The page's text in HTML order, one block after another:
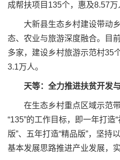
成帮扶项目135个，惠及8.57万
大新县生态乡村建设带动乡
态、农业与旅游深度融合。目
多家，建设乡村旅游示范村35
3.1万人。
天等：全力推进扶贫开发
在生态乡村重点区域示范带
“135”的工作目标，即一年打造
版”、五年打造“精品版”，坚持
基本发展思路推进产业发展，